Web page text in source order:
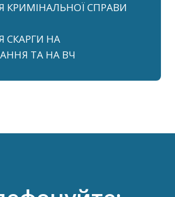
КРИМІНАЛЬНОЇ СПРАВИ
НА
ТА НА ВЧ